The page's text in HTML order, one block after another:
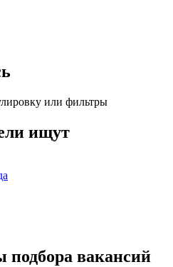
или фильтры
ищут
вакансий